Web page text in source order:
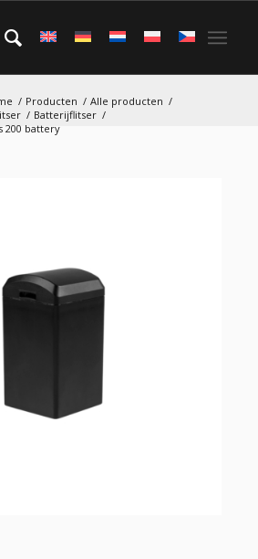
/ Producten / Alle producten /
/ Batterijflitser /
200 battery